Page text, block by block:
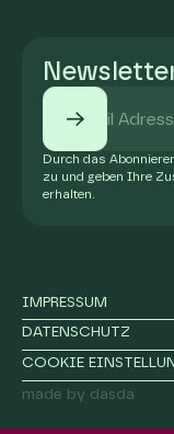
Durch das
zu und geben Ihre
erhalten.
IMPRESSUM
DATENSCHUTZ
COOKIE
made by dasda